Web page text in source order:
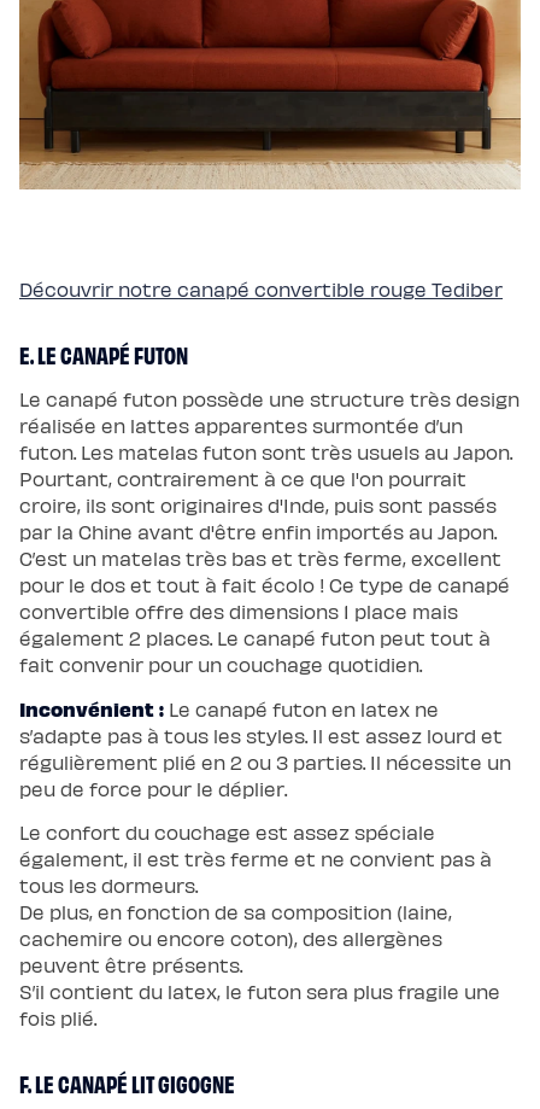
Découvrir notre canapé convertible rouge Tediber
E. LE CANAPÉ FUTON
Le canapé futon possède une structure très design
réalisée en lattes apparentes surmontée d’un
futon. Les matelas futon sont très usuels au Japon.
Pourtant, contrairement à ce que l'on pourrait
croire, ils sont originaires d'Inde, puis sont passés
par la Chine avant d'être enfin importés au Japon.
C’est un matelas très bas et très ferme, excellent
pour le dos et tout à fait écolo ! Ce type de canapé
convertible offre des dimensions 1 place mais
également 2 places. Le canapé futon peut tout à
fait convenir pour un couchage quotidien.
Inconvénient : Le canapé futon en latex ne
s’adapte pas à tous les styles. Il est assez lourd et
régulièrement plié en 2 ou 3 parties. Il nécessite un
peu de force pour le déplier.
Le confort du couchage est assez spéciale
également, il est très ferme et ne convient pas à
tous les dormeurs.
De plus, en fonction de sa composition (laine,
cachemire ou encore coton), des allergènes
peuvent être présents.
S’il contient du latex, le futon sera plus fragile une
fois plié.
F. LE CANAPÉ LIT GIGOGNE